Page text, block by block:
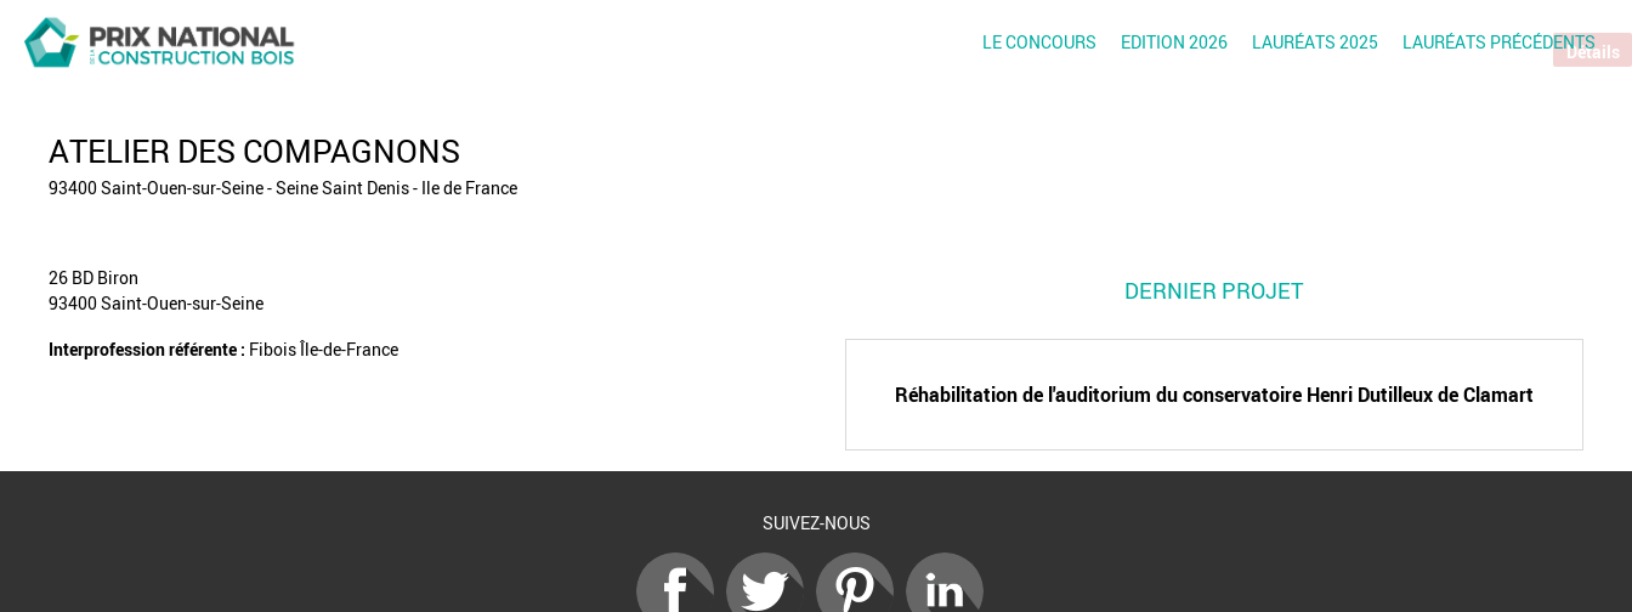
LE CONCOURS EDITION 2026 LAURÉATS 2025 LAURÉATS PRÉCÉDENTS
ATELIER DES COMPAGNONS
93400 Saint-Ouen-sur-Seine - Seine Saint Denis - Ile de France
26 BD Biron
93400 Saint-Ouen-sur-Seine
Interprofession référente : Fibois Île-de-France
DERNIER PROJET
Réhabilitation de l'auditorium du conservatoire Henri Dutilleux de Clamart
Détails
SUIVEZ-NOUS